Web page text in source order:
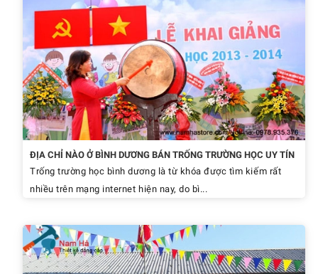
ĐỊA CHỈ NÀO Ở BÌNH DƯƠNG BÁN TRỐNG TRƯỜNG HỌC UY TÍN
Trống trường học bình dương là từ khóa được tìm kiếm rất
nhiều trên mạng internet hiện nay, do bì...